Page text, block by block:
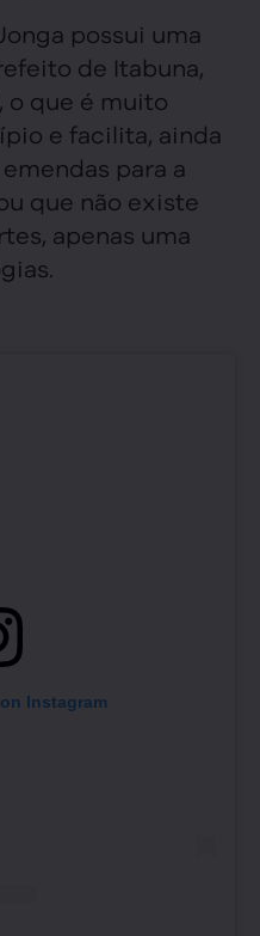
possui uma
de Itabuna,
o que é muito
e facilita, ainda
para a
que não existe
apenas uma
Instagram